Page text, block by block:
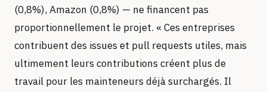
(0,8%), Amazon (0,8%) — ne financent pas
proportionnellement le projet. « Ces entreprises
contribuent des issues et pull requests utiles, mais
ultimement leurs contributions créent plus de
travail pour les mainteneurs déjà surchargés. Il